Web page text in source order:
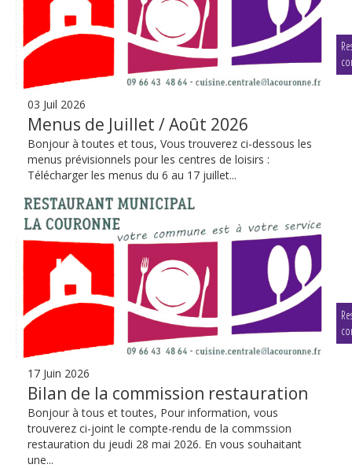
03 Juil 2026
Menus de Juillet / Août 2026
Bonjour à toutes et tous, Vous trouverez ci-dessous les
menus prévisionnels pour les centres de loisirs :
Télécharger les menus du 6 au 17 juillet...
17 Juin 2026
Bilan de la commission restauration
Bonjour à tous et toutes, Pour information, vous
trouverez ci-joint le compte-rendu de la commssion
restauration du jeudi 28 mai 2026. En vous souhaitant
une...